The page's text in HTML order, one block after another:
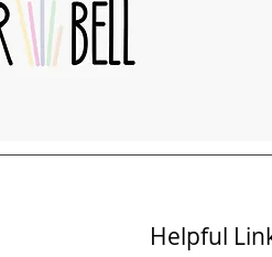
Helpful